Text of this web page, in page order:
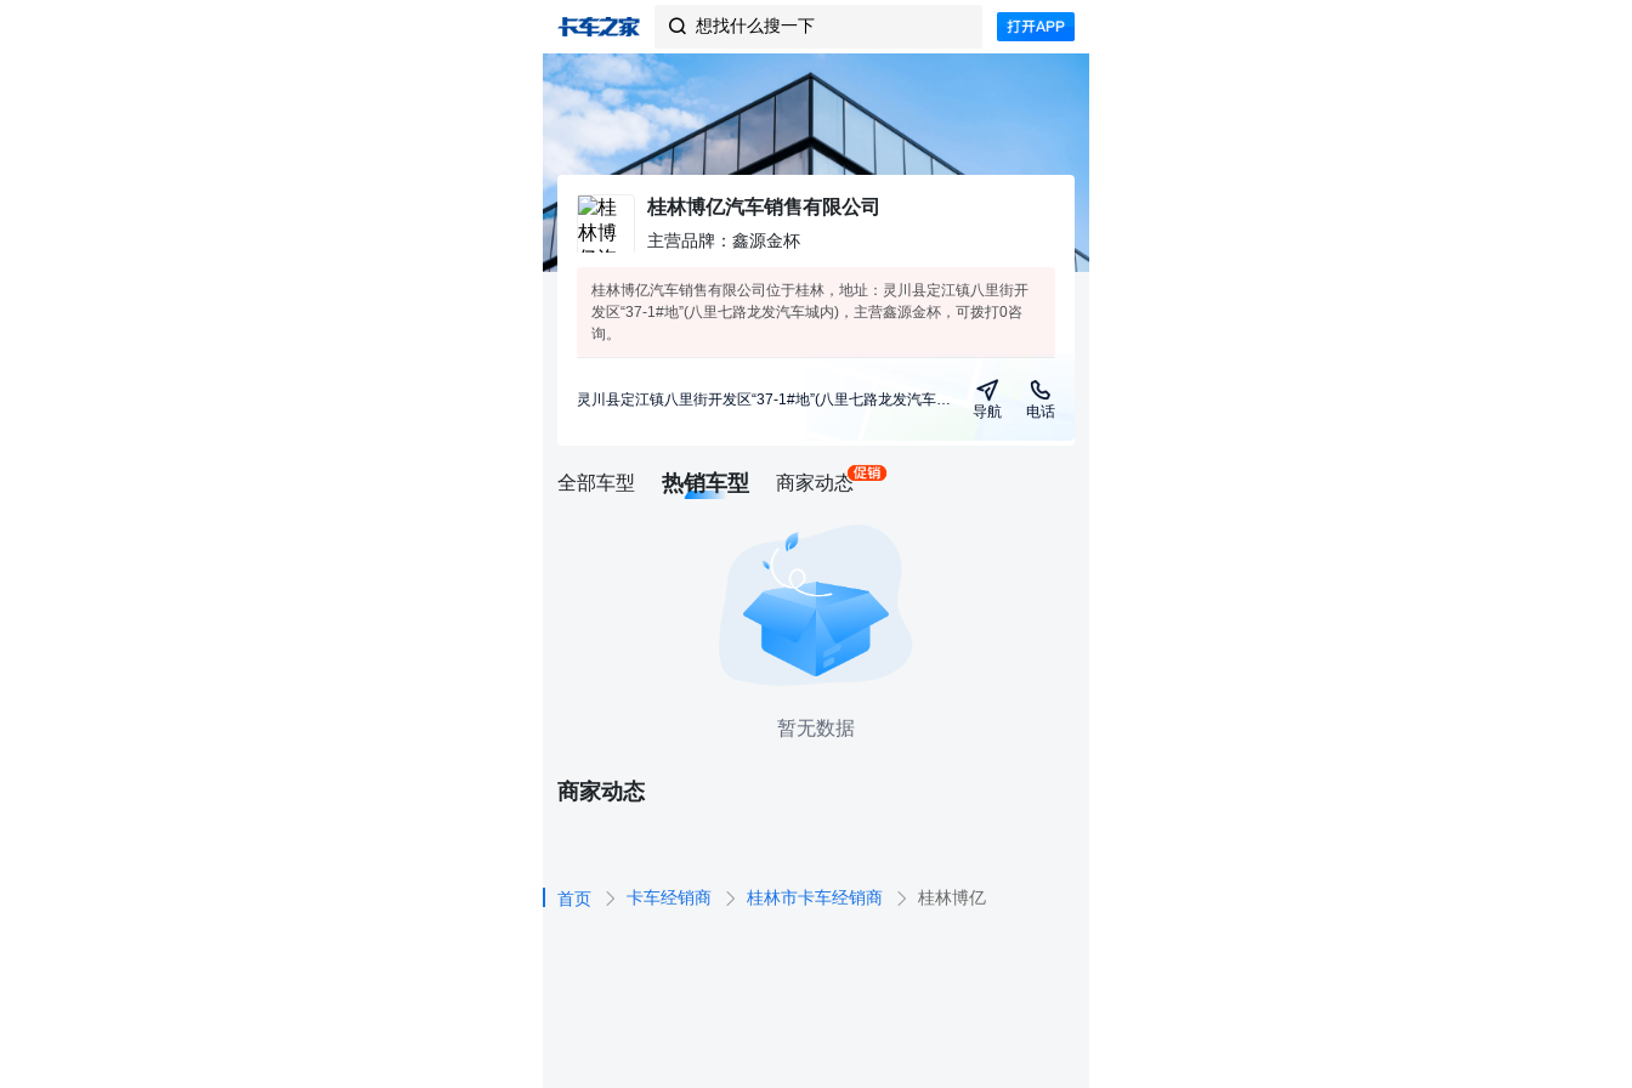
 想找什么搜一下
桂林博亿汽车销售有限公司
主营品牌：鑫源金杯
桂林博亿汽车销售有限公司位于桂林，地址：灵川县定江镇八里街开
发区“37-1#地”(八里七路龙发汽车城内)，主营鑫源金杯，可拨打0咨
询。
灵川县定江镇八里街开发区“37-1#地”(八里七路龙发汽车城内)
导航 电话
全部车型 热销车型 商家动态
暂无数据
商家动态
首页 卡车经销商 桂林市卡车经销商 桂林博亿